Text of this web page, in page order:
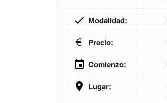
Modalidad:
Precio:
Comienzo:
Lugar: